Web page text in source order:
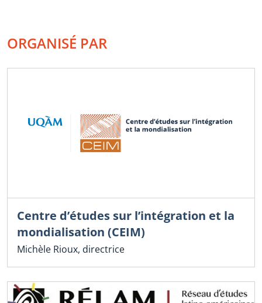
ORGANISÉ PAR
Centre d’études sur l’intégration et la
mondialisation (CEIM)
Michèle Rioux, directrice